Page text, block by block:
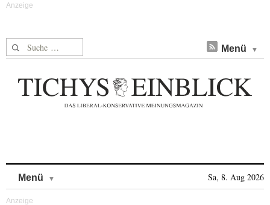
Suche nach: Menü
Menü Sa, 8. Aug 2026